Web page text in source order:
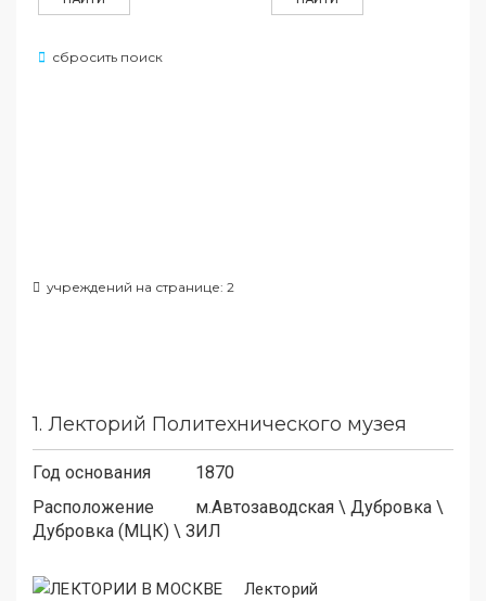
сбросить поиск
учреждений на странице: 2
1. Лекторий Политехнического музея
Год основания
1870
Расположение
м.Автозаводская \ Дубровка \
Дубровка (МЦК) \ ЗИЛ
Лекторий